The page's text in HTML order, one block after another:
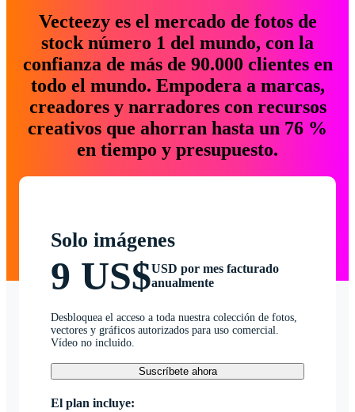
Vecteezy es el mercado de fotos de
stock número 1 del mundo, con la
confianza de más de 90.000 clientes en
todo el mundo. Empodera a marcas,
creadores y narradores con recursos
creativos que ahorran hasta un 76 %
en tiempo y presupuesto.
Solo imágenes
9 US$USD por mes facturado
anualmente
Desbloquea el acceso a toda nuestra colección de fotos,
vectores y gráficos autorizados para uso comercial.
Vídeo no incluido.
Suscríbete ahora
El plan incluye: